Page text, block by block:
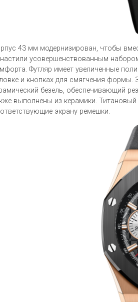
43 мм модернизирован, чтобы
усовершенствованным
Футляр имеет увеличенные
и кнопках для смягчения
безель, обеспечивающий
выполнены из керамики.
экрану ремешки.